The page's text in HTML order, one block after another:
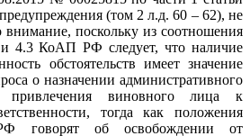
(том 2 л.д. 60 – 62), не
поскольку из соотношения
4.3 КоАП РФ следует, что наличие
обстоятельств имеет значение
о назначении административного
привлечения виновного лица к
тогда как положения
говорят об освобождении от